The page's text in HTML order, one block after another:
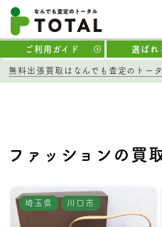
ご利用ガイド 選ばれ
無料出張買取はなんでも査定のトー
ファッションの買
埼玉県 川口市